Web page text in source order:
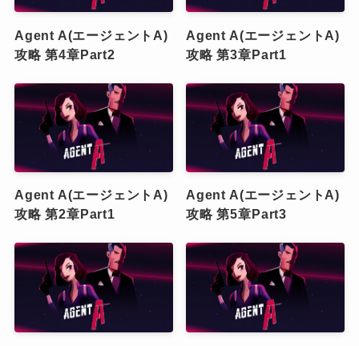
Agent A(エージェントA)
攻略 第4章Part2
Agent A(エージェントA)
攻略 第3章Part1
Agent A(エージェントA)
攻略 第2章Part1
Agent A(エージェントA)
攻略 第5章Part3